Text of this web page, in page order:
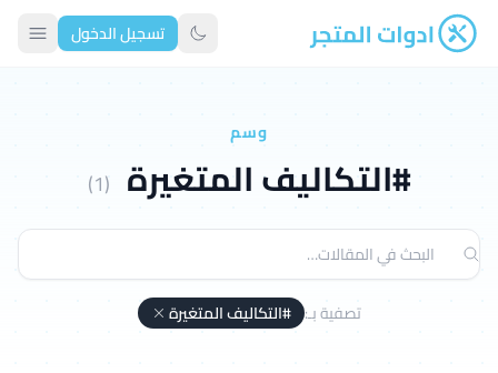
ادوات المتجر تبديل الوضع الداكن
تسجيل الدخول
وسم
#التكاليف المتغيرة (1)
تصفية بـ: #التكاليف المتغيرة